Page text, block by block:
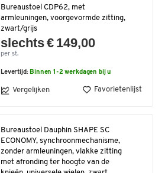
Bureaustoel CDP62, met
armleuningen, voorgevormde zitting,
zwart/grijs
slechts € 149,00
per st.
Levertijd: Binnen 1-2 werkdagen bij u
Vergelijken Favorietenlijst
Bureaustoel Dauphin SHAPE SC
ECONOMY, synchroonmechanisme,
zonder armleuningen, vlakke zitting
met afronding ter hoogte van de